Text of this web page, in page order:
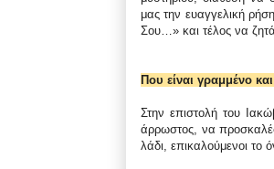
μας την ευαγγελική
Σου…» και τέλος να
Που είναι γραμμένο
Στην επιστολή του
άρρωστος, να
λάδι, επικαλούμενοι το